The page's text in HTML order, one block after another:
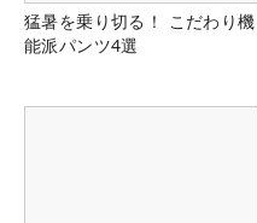
猛暑を乗り切る！ こだわり機
能派パンツ4選